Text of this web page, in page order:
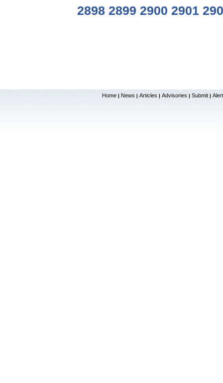
2898 2899 2900 2901
Home | News | Articles | Advisories | Submit |